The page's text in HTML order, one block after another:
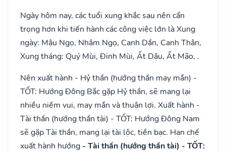
Ngày hôm nay, các tuổi xung khắc sau nên cẩn
trọng hơn khi tiến hành các công việc lớn là Xung
ngày: Mậu Ngọ, Nhâm Ngọ, Canh Dần, Canh Thân,
Xung tháng: Quý Mùi, Đinh Mùi, Ất Dậu, Ất Mão, .
Nên xuất hành - Hỷ thần (hướng thần may mắn) -
TỐT: Hướng Đông Bắc gặp Hỷ thần, sẽ mang lại
nhiều niềm vui, may mắn và thuận lợi. Xuất hành -
Tài thần (hướng thần tài) - TỐT: Hướng Đông Nam
sẽ gặp Tài thần, mang lại tài lộc, tiền bạc. Hạn chế
xuất hành hướng - Tài thần (hướng thần tài) - TỐT: